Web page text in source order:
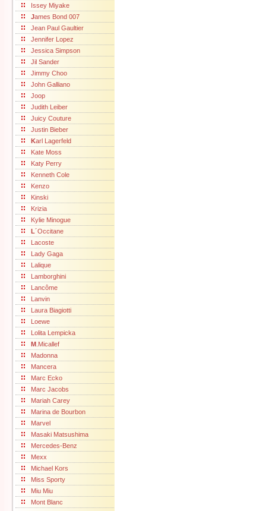
Issey Miyake
James Bond 007
Jean Paul Gaultier
Jennifer Lopez
Jessica Simpson
Jil Sander
Jimmy Choo
John Galliano
Joop
Judith Leiber
Juicy Couture
Justin Bieber
Karl Lagerfeld
Kate Moss
Katy Perry
Kenneth Cole
Kenzo
Kinski
Krizia
Kylie Minogue
L´Occitane
Lacoste
Lady Gaga
Lalique
Lamborghini
Lancôme
Lanvin
Laura Biagiotti
Loewe
Lolita Lempicka
M .Micallef
Madonna
Mancera
Marc Ecko
Marc Jacobs
Mariah Carey
Marina de Bourbon
Marvel
Masaki Matsushima
Mercedes-Benz
Mexx
Michael Kors
Miss Sporty
Miu Miu
Mont Blanc